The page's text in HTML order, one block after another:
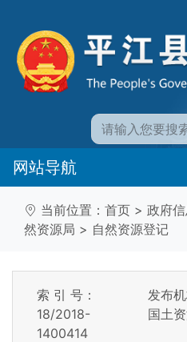
网站导航
当前位置： 首页 > 政府
然资源局 > 自然资源登记
索 引 号：
18/2018-
1400414
发布
国土